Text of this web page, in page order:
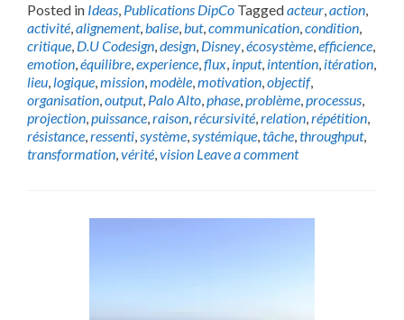
Posted in Ideas, Publications DipCo Taggedacteur,action,
activité,alignement,balise,but,communication,condition,
critique, D.U Codesign,design, Disney,écosystème,efficience,
emotion,équilibre,experience,flux, input, intention, itération,
lieu, logique,mission,modèle,motivation,objectif,
organisation,output, Palo Alto,phase,problème,processus,
projection,puissance,raison,récursivité,relation,répétition,
résistance,ressenti,système,systémique,tâche,throughput,
transformation,vérité,vision Leave a comment